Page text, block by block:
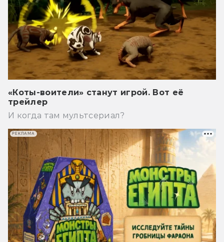
«Коты-воители» станут игрой. Вот её
трейлер
И когда там мультсериал?
РЕКЛАМА